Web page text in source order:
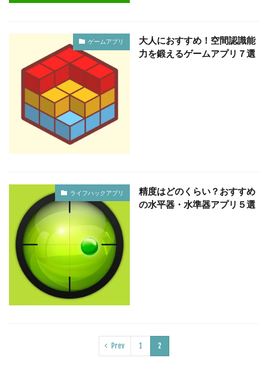
ゲームアプリ
大人におすすめ！空間認識能
力を鍛えるゲームアプリ７選
ライフハックアプリ
精度はどのくらい？おすすめ
の水平器・水準器アプリ５選
Prev 1 2